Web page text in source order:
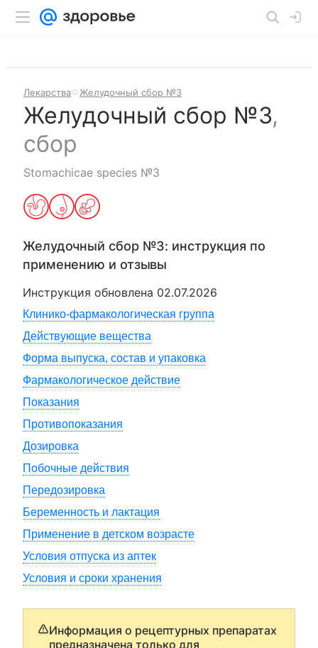
Лекарства Желудочный сбор №3
Желудочный сбор №3,
сбор
Stomachicae species №3
Желудочный сбор №3: инструкция по
применению и отзывы
Инструкция обновлена 02.07.2026
Клинико-фармакологическая группа
Действующие вещества
Форма выпуска, состав и упаковка
Фармакологическое действие
Показания
Противопоказания
Дозировка
Побочные действия
Передозировка
Беременность и лактация
Применение в детском возрасте
Условия отпуска из аптек
Условия и сроки хранения
Информация о рецептурных препаратах
предназначена только для